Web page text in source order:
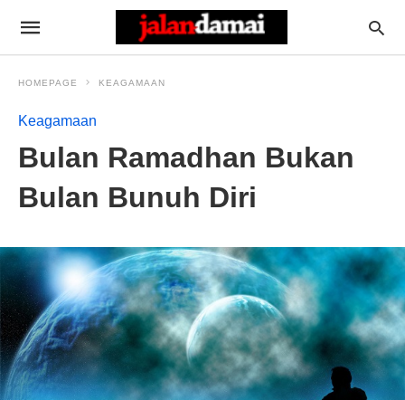
HOMEPAGE KEAGAMAAN
Keagamaan
Bulan Ramadhan Bukan
Bulan Bunuh Diri